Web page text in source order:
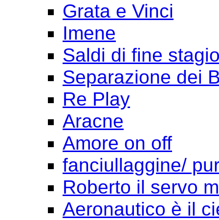
Grata e Vinci
Imene
Saldi di fine
Separazione dei
Re Play
Aracne
Amore on off
fanciullaggine/
Roberto il servo
Aeronautico è il